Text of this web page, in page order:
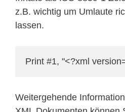
z.B. wichtig um Umlaute
lassen.
Print #1, "<?xml
Weitergehende